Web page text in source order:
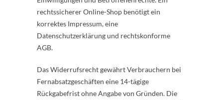
rechtssicherer Online-Shop benötigt ein
korrektes Impressum, eine
Datenschutzerklärung und rechtskonforme
AGB.
Das Widerrufsrecht gewährt Verbrauchern bei
Fernabsatzgeschäften eine 14-tägige
Rückgabefrist ohne Angabe von Gründen. Die